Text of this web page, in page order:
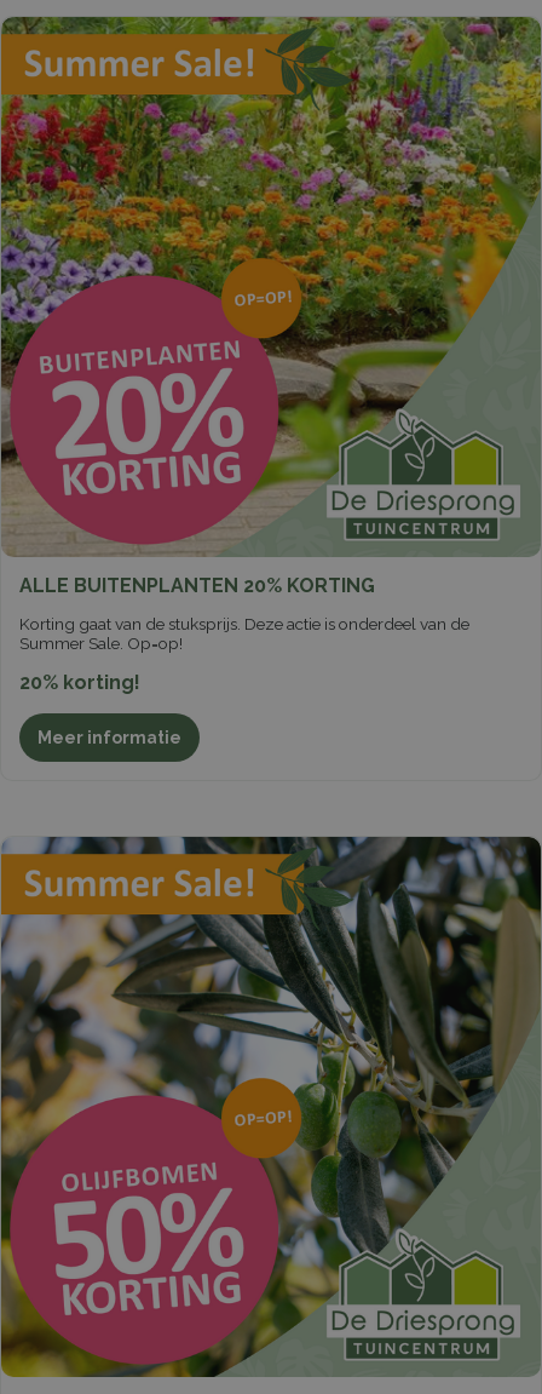
ALLE BUITENPLANTEN 20% KORTING
Korting gaat van de stuksprijs. Deze actie is onderdeel van de
Summer Sale. Op=op!
20% korting!
Meer informatie